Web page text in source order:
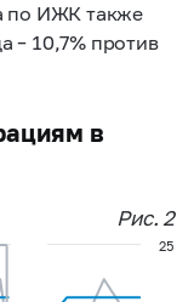
по ИЖК также
– 10,7% против
в
Рис. 2
25